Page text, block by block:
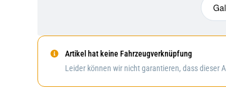
Artikel hat keine Fahrzeugverknüpfung
Leider können wir nicht garantieren, dass dieser